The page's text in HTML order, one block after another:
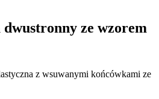
ze wzorem
z wsuwanymi końcówkami ze